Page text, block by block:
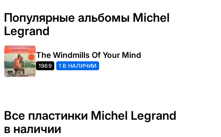
Популярные альбомы Michel
Legrand
The Windmills Of Your Mind
1969 1 В НАЛИЧИИ
Все пластинки Michel Legrand
в наличии